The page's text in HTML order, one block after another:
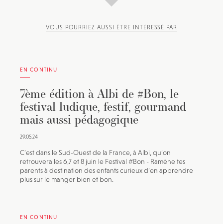
VOUS POURRIEZ AUSSI ÊTRE INTÉRESSÉ PAR
EN CONTINU
7ème édition à Albi de #Bon, le
festival ludique, festif, gourmand
mais aussi pédagogique
29.05.24
C’est dans le Sud-Ouest de la France, à Albi, qu’on
retrouvera les 6,7 et 8 juin le Festival #Bon - Ramène tes
parents à destination des enfants curieux d’en apprendre
plus sur le manger bien et bon.
EN CONTINU